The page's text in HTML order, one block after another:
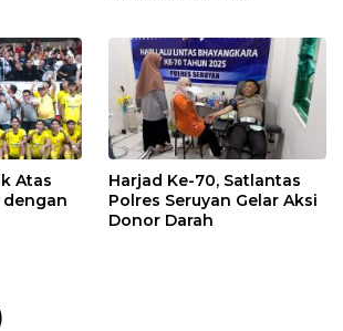
Etika Hukum Pendidikan
Atas
dengan
Harjad Ke-70, Satlantas
Polres Seruyan Gelar Aksi
Donor Darah